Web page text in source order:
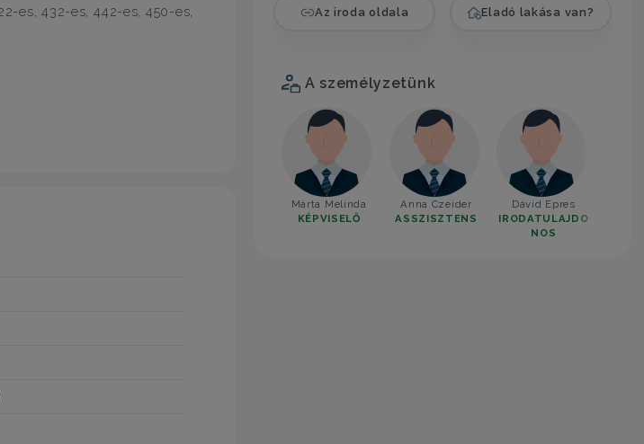
es, 432-es, 442-es, 450-es,
Az iroda oldala Eladó lakása van?
A személyzetünk
Márta Melinda
KÉPVISELŐ
Anna Czeider
ASSZISZTENS
Dávid Epres
IRODATULAJDO
NOS